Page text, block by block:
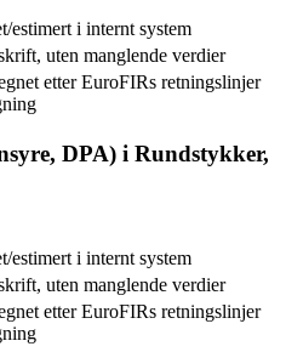
estimert i internt system
uten manglende verdier
etter EuroFIRs retningslinjer
DPA) i Rundstykker,
estimert i internt system
uten manglende verdier
etter EuroFIRs retningslinjer